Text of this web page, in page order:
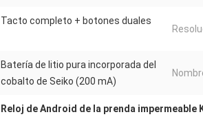
Tacto completo + botones duales
Batería de litio pura incorporada del
cobalto de Seiko (200 mA)
Reloj de Android de la prenda impermeable